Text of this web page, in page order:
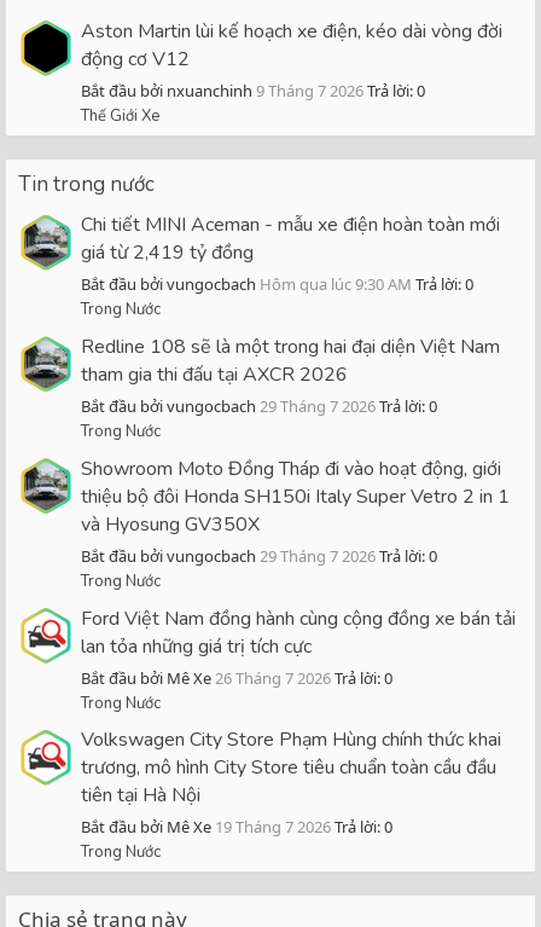
Aston Martin lùi kế hoạch xe điện, kéo dài vòng đời
động cơ V12
Bắt đầu bởi nxuanchinh 9 Tháng 7 2026Trả lời: 0
Thế Giới Xe
Tin trong nước
Chi tiết MINI Aceman - mẫu xe điện hoàn toàn mới
giá từ 2,419 tỷ đồng
Bắt đầu bởi vungocbach Hôm qua lúc 9:30 AM Trả lời: 0
Trong Nước
Redline 108 sẽ là một trong hai đại diện Việt Nam
tham gia thi đấu tại AXCR 2026
Bắt đầu bởi vungocbach 29 Tháng 7 2026Trả lời: 0
Trong Nước
Showroom Moto Đồng Tháp đi vào hoạt động, giới
thiệu bộ đôi Honda SH150i Italy Super Vetro 2 in 1
và Hyosung GV350X
Bắt đầu bởi vungocbach 29 Tháng 7 2026Trả lời: 0
Trong Nước
Ford Việt Nam đồng hành cùng cộng đồng xe bán tải
lan tỏa những giá trị tích cực
Bắt đầu bởi Mê Xe26 Tháng 7 2026Trả lời: 0
Trong Nước
Volkswagen City Store Phạm Hùng chính thức khai
trương, mô hình City Store tiêu chuẩn toàn cầu đầu
tiên tại Hà Nội
Bắt đầu bởi Mê Xe 19 Tháng 7 2026Trả lời: 0
Trong Nước
Chia sẻ trang này